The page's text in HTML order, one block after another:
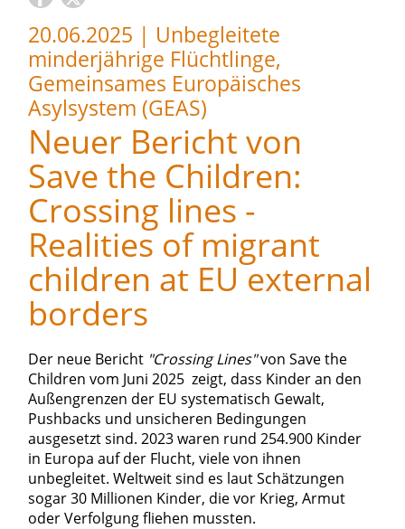
20.06.2025 | Unbegleitete
minderjährige Flüchtlinge,
Gemeinsames Europäisches
Asylsystem (GEAS)
Neuer Bericht von
Save the Children:
Crossing lines -
Realities of migrant
children at EU external
borders
Der neue Bericht "Crossing Lines"von Save the
Children vom Juni 2025 zeigt, dass Kinder an den
Außengrenzen der EU systematisch Gewalt,
Pushbacks und unsicheren Bedingungen
ausgesetzt sind. 2023 waren rund 254.900 Kinder
in Europa auf der Flucht, viele von ihnen
unbegleitet. Weltweit sind es laut Schätzungen
sogar 30 Millionen Kinder, die vor Krieg, Armut
oder Verfolgung fliehen mussten.